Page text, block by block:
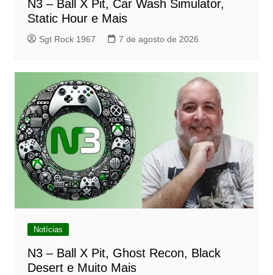
N3 – Ball X Pit, Car Wash Simulator,
Static Hour e Mais
Sgt Rock 1967 7 de agosto de 2026
Notícias
N3 – Ball X Pit, Ghost Recon, Black
Desert e Muito Mais